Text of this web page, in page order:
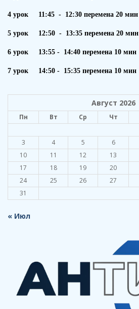
4 урок 11:45 - 12:30 перемена 20 мин
5 урок 12:50 - 13:35 перемена 20 мин
6 урок 13:55 - 14:40 перемена 10 мин
7 урок 14:50 - 15:35 перемена 10 мин
Август 2026
Пн Вт Ср Чт
3
4 5 6
10
11 12 13
17
18 19 20
24
25 26 27
31
« Июл